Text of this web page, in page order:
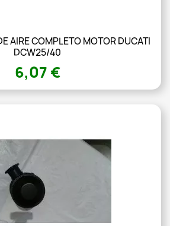
AIRE COMPLETO MOTOR DUCATI
DCW25/40
6,07 €